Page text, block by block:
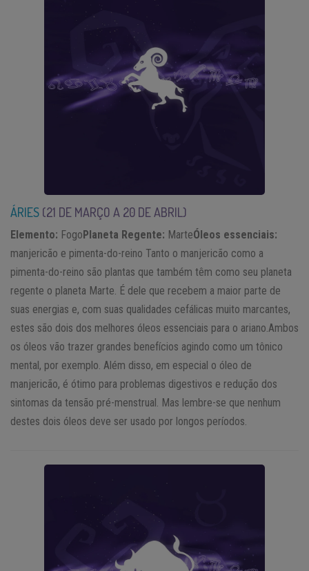
ÁRIES (21 DE MARÇO A 20 DE ABRIL)
Elemento: FogoPlaneta Regente: MarteÓleos essenciais:
manjericão e pimenta-do-reino Tanto o manjericão como a
pimenta-do-reino são plantas que também têm como seu planeta
regente o planeta Marte. É dele que recebem a maior parte de
suas energias e, com suas qualidades cefálicas muito marcantes,
estes são dois dos melhores óleos essenciais para o ariano.Ambos
os óleos vão trazer grandes benefícios agindo como um tônico
mental, por exemplo. Além disso, em especial o óleo de
manjericão, é ótimo para problemas digestivos e redução dos
sintomas da tensão pré-menstrual. Mas lembre-se que nenhum
destes dois óleos deve ser usado por longos períodos.